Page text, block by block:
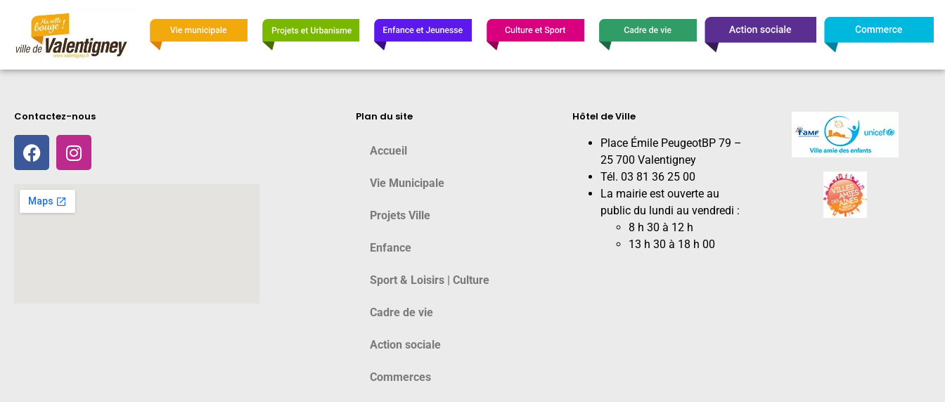
Contactez-nous Plan du site
Accueil
Vie Municipale
Projets Ville
Enfance
Sport & Loisirs | Culture
Cadre de vie
Action sociale
Commerces
Hôtel de Ville
Place Émile PeugeotBP 79 –
25 700 Valentigney
Tél. 03 81 36 25 00
La mairie est ouverte au
public du lundi au vendredi :
8 h 30 à 12 h
13 h 30 à 18 h 00